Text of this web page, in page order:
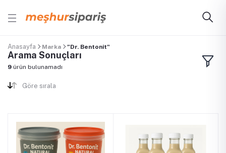
Anasayfa Marka "Dr. Bentonit"
Arama Sonuçları
9 ürün bulunamadı
Göre sırala